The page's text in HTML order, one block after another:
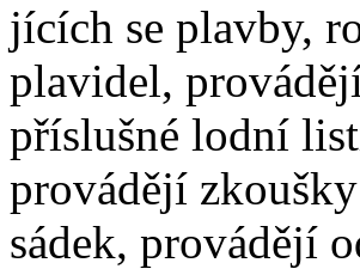
jících se plavby,
plavidel,
příslušné lodní
provádějí
sádek, provádějí